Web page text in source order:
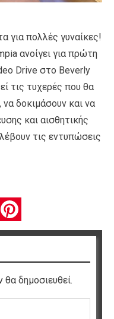
για πολλές γυναίκες!
ανοίγει για πρώτη
Drive στο Beverly
τις τυχερές που θα
να δοκιμάσουν και να
και αισθητικής
τις εντυπώσεις
δημοσιευθεί.